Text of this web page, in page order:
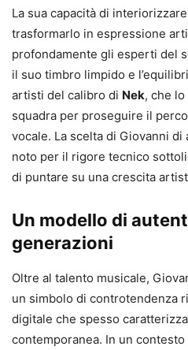
La sua capacità di
trasformarlo in espressione
profondamente gli esperti del
il suo timbro limpido e
artisti del calibro di Nek, che
squadra per proseguire il
vocale. La scelta di Giovanni
noto per il rigore tecnico
di puntare su una crescita
Un modello di
generazioni
Oltre al talento musicale,
un simbolo di controtendenza
digitale che spesso
contemporanea. In un